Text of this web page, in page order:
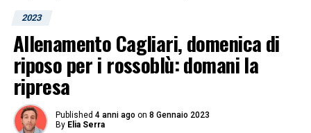
2023
Allenamento Cagliari, domenica di
riposo per i rossoblù: domani la
ripresa
Published 4 anni ago on 8 Gennaio 2023
By Elia Serra